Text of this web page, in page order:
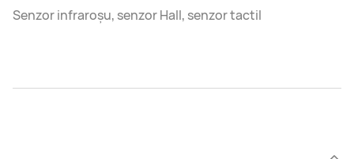
Senzor infraroșu, senzor Hall, senzor tactil